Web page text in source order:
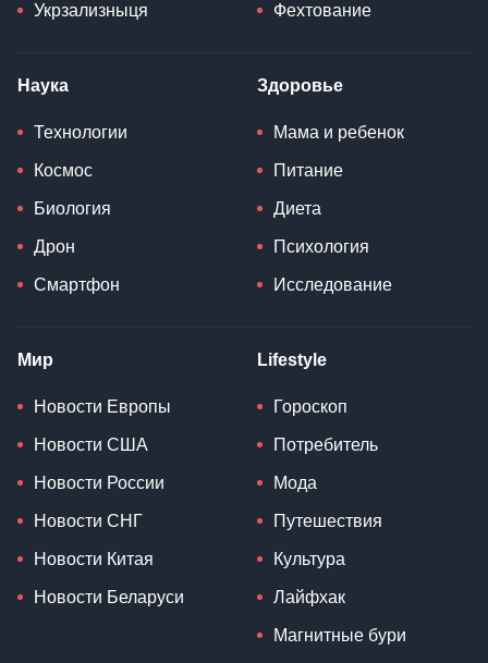
Укрзализныця Фехтование
Наука
Технологии
Космос
Биология
Дрон
Смартфон
Здоровье
Мама и ребенок
Питание
Диета
Психология
Исследование
Мир
Новости Европы
Новости США
Новости России
Новости СНГ
Новости Китая
Новости Беларуси
Lifestyle
Гороскоп
Потребитель
Мода
Путешествия
Культура
Лайфхак
Магнитные бури